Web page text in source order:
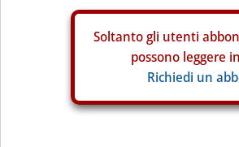
Soltanto gli utenti
possono leggere
Richiedi un